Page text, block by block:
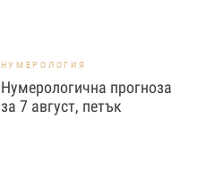
НУМЕРОЛОГИЯ
Нумерологична прогноза
за 7 август, петък